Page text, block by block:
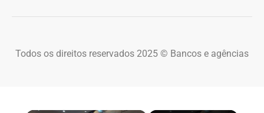
Todos os direitos reservados 2025 © Bancos e agências